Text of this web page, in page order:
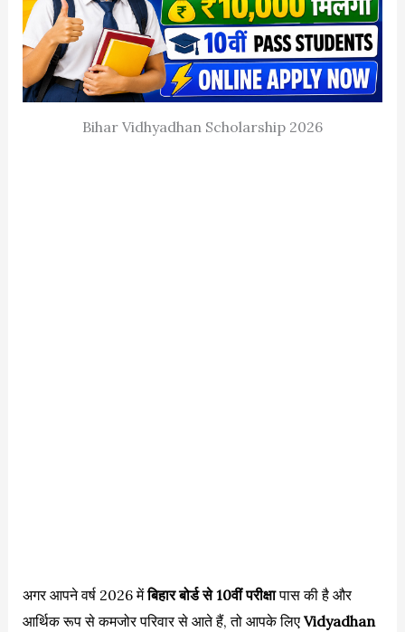
Bihar Vidhyadhan Scholarship 2026
अगर आपने वर्ष 2026 मेंबिहार बोर्ड से 10वीं परीक्षापास की है और
आर्थिक रूप से कमजोर परिवार से आते हैं, तो आपके लिए Vidyadhan